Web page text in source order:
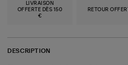
LIVRAISON
OFFERTE DÈS 150
€
RETOUR OFFERT
DESCRIPTION